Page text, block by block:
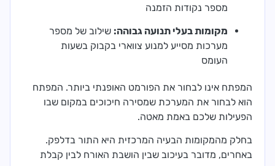
מספר נקודות הזמנה
מקומות בעלי תנועה גבוהה: שילוב של מספר
מערכות מסייע למנוע צווארי בקבוק בשעות
העומס
המפתח אינו לבחור את הפורמט האופנתי ביותר. המפתח
הוא לבחור את המערכת שמסירה חיכוכים במקום שבו
הפעילות שלכם באמת מאטה.
בחלק מהמקומות הבעיה המרכזית היא התור בדלפק.
באחרים, מדובר בעיכוב שבין הושבת האורח לבין קבלת